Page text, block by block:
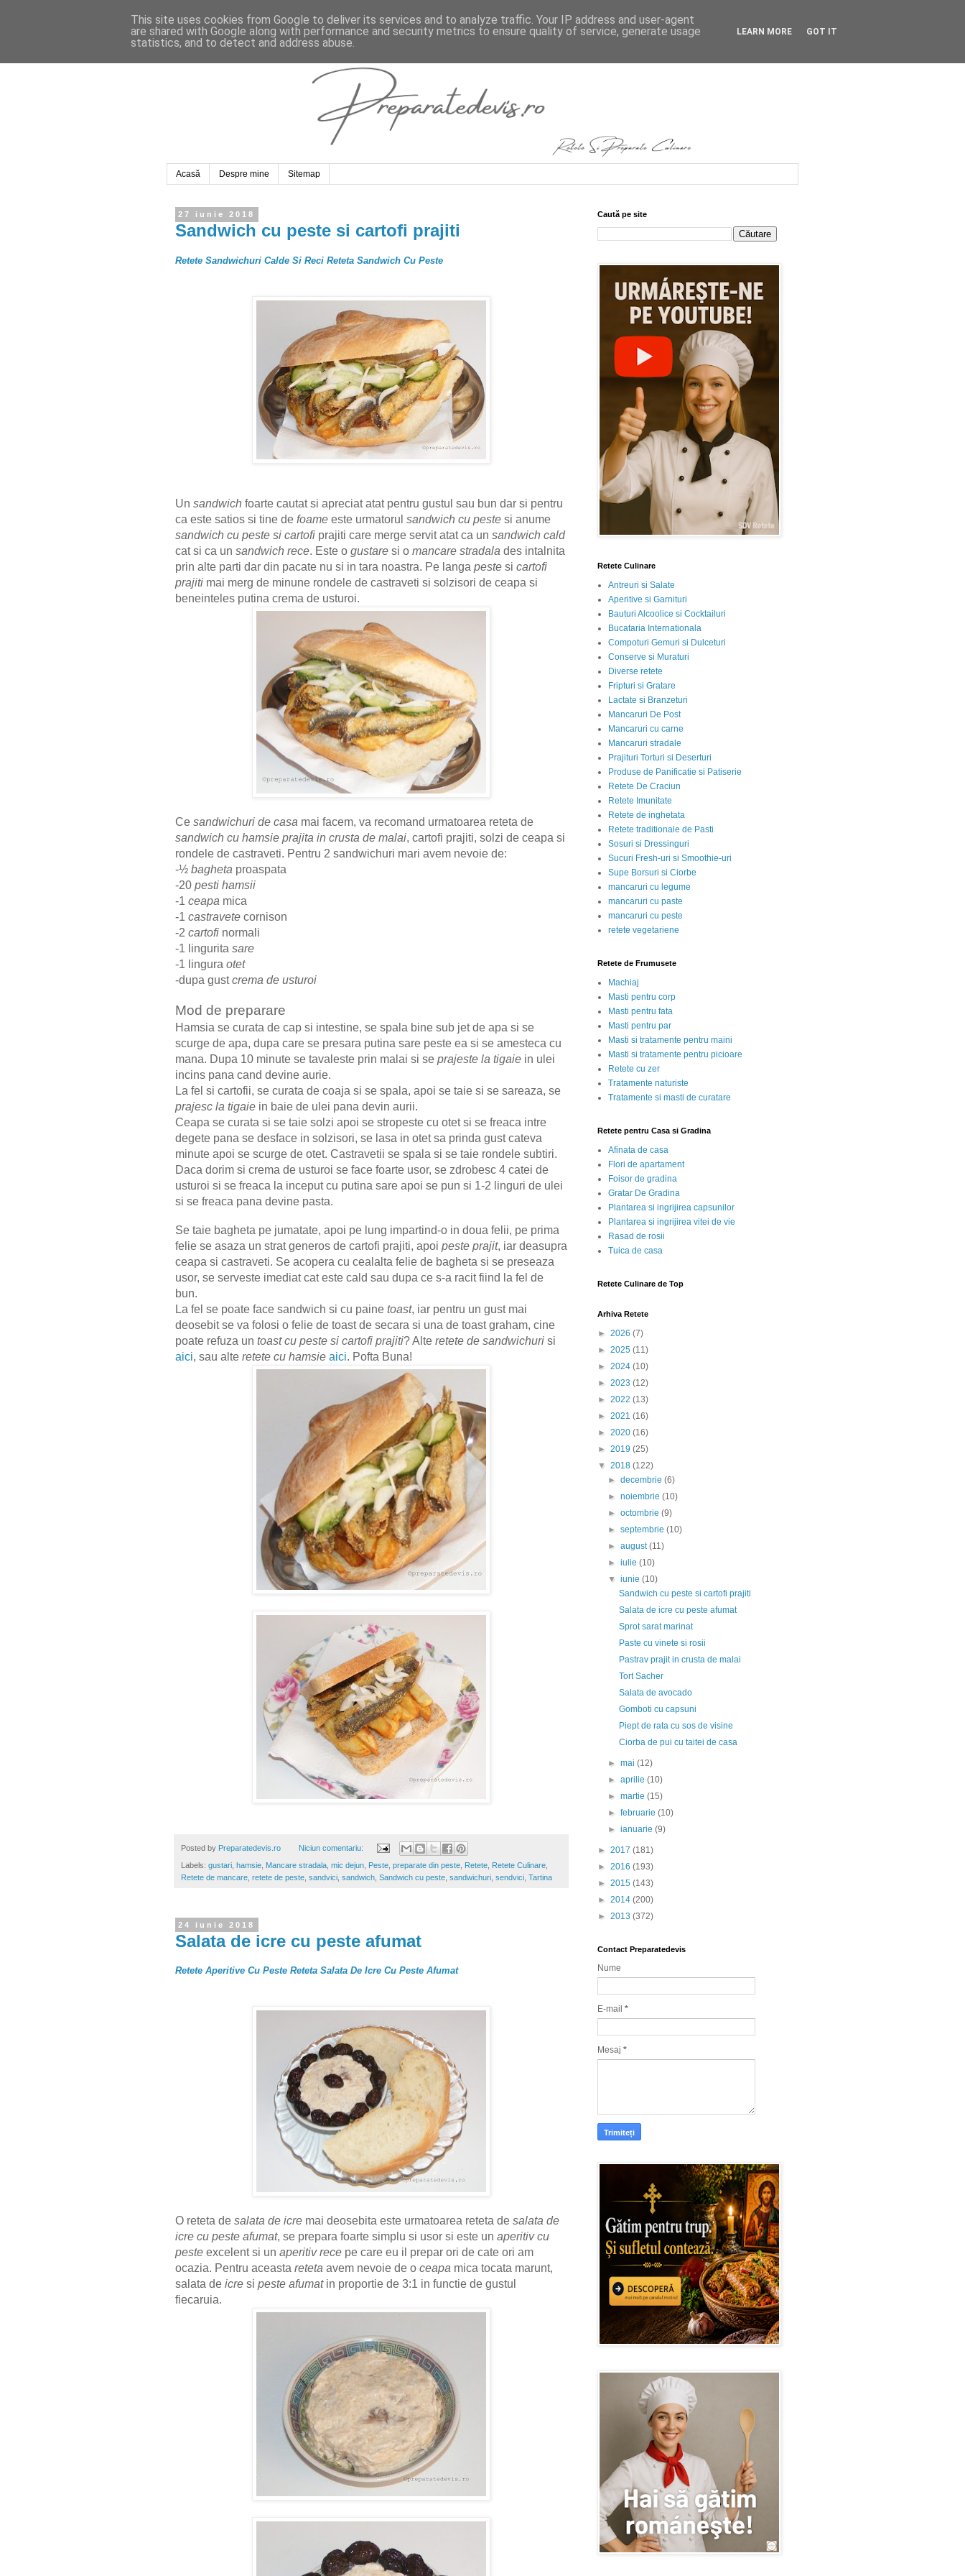
Acasă Despre mine Sitemap
27 iunie 2018
Sandwich cu peste si cartofi prajiti
Retete Sandwichuri Calde Si Reci Reteta Sandwich Cu Peste
Un sandwich foarte cautat si apreciat atat pentru gustul sau bun dar si pentru
ca este satios si tine de foame este urmatorul sandwich cu peste si anume
sandwich cu peste si cartofi prajiti care merge servit atat ca un sandwich cald
cat si ca un sandwich rece. Este o gustare si o mancare stradala des intalnita
prin alte parti dar din pacate nu si in tara noastra. Pe langa peste si cartofi
prajiti mai merg de minune rondele de castraveti si solzisori de ceapa si
beneinteles putina crema de usturoi.
Ce sandwichuri de casa mai facem, va recomand urmatoarea reteta de
sandwich cu hamsie prajita in crusta de malai, cartofi prajiti, solzi de ceapa si
rondele de castraveti. Pentru 2 sandwichuri mari avem nevoie de:
-½ bagheta proaspata
-20 pesti hamsii
-1 ceapa mica
-1 castravete cornison
-2 cartofi normali
-1 lingurita sare
-1 lingura otet
-dupa gustcrema de usturoi
Mod de preparare
Hamsia se curata de cap si intestine, se spala bine sub jet de apa si se
scurge de apa, dupa care se presara putina sare peste ea si se amesteca cu
mana. Dupa 10 minute se tavaleste prin malai si se prajeste la tigaie in ulei
incins pana cand devine aurie.
La fel si cartofii, se curata de coaja si se spala, apoi se taie si se sareaza, se
prajesc la tigaie in baie de ulei pana devin aurii.
Ceapa se curata si se taie solzi apoi se stropeste cu otet si se freaca intre
degete pana se desface in solzisori, se lasa in otet sa prinda gust cateva
minute apoi se scurge de otet. Castravetii se spala si se taie rondele subtiri.
Daca dorim si crema de usturoi se face foarte usor, se zdrobesc 4 catei de
usturoi si se freaca la inceput cu putina sare apoi se pun si 1-2 linguri de ulei
si se freaca pana devine pasta.
Se taie bagheta pe jumatate, apoi pe lung impartind-o in doua felii, pe prima
felie se asaza un strat generos de cartofi prajiti, apoi peste prajit, iar deasupra
ceapa si castraveti. Se acopera cu cealalta felie de bagheta si se preseaza
usor, se serveste imediat cat este cald sau dupa ce s-a racit fiind la fel de
bun.
La fel se poate face sandwich si cu paine toast, iar pentru un gust mai
deosebit se va folosi o felie de toast de secara si una de toast graham, cine
poate refuza un toast cu peste si cartofi prajiti? Alte retete de sandwichuri si
aici, sau alte retete cu hamsie aici. Pofta Buna!
Posted by Preparatedevis.ro Niciun comentariu:
Labels: gustari hamsie Mancare stradala mic dejun Peste preparate din peste Retete Retete Culinare
Retete de mancare retete de peste sandvici sandwich Sandwich cu peste sandwichuri sendvici Tartina
24 iunie 2018
Salata de icre cu peste afumat
Retete Aperitive Cu Peste Reteta Salata De Icre Cu Peste Afumat
O reteta de salata de icre mai deosebita este urmatoarea reteta de salata de
icre cu peste afumat, se prepara foarte simplu si usor si este un aperitiv cu
peste excelent si un aperitiv rece pe care eu il prepar ori de cate ori am
ocazia. Pentru aceasta reteta avem nevoie de o ceapa mica tocata marunt,
salata de icre si peste afumatin proportie de 3:1 in functie de gustul
fiecaruia.
Caută pe site
Retete Culinare
Antreuri si Salate
Aperitive si Garnituri
Bauturi Alcoolice si Cocktailuri
Bucataria Internationala
Compoturi Gemuri si Dulceturi
Conserve si Muraturi
Diverse retete
Fripturi si Gratare
Lactate si Branzeturi
Mancaruri De Post
Mancaruri cu carne
Mancaruri stradale
Prajituri Torturi si Deserturi
Produse de Panificatie si Patiserie
Retete De Craciun
Retete Imunitate
Retete de inghetata
Retete traditionale de Pasti
Sosuri si Dressinguri
Sucuri Fresh-uri si Smoothie-uri
Supe Borsuri si Ciorbe
mancaruri cu legume
mancaruri cu paste
mancaruri cu peste
retete vegetariene
Retete de Frumusete
Machiaj
Masti pentru corp
Masti pentru fata
Masti pentru par
Masti si tratamente pentru maini
Masti si tratamente pentru picioare
Retete cu zer
Tratamente naturiste
Tratamente si masti de curatare
Retete pentru Casa si Gradina
Afinata de casa
Flori de apartament
Foisor de gradina
Gratar De Gradina
Plantarea si ingrijirea capsunilor
Plantarea si ingrijirea vitei de vie
Rasad de rosii
Tuica de casa
Retete Culinare de Top
Arhiva Retete
► 2026 (7)
► 2025 (11)
► 2024 (10)
► 2023 (12)
► 2022 (13)
► 2021 (16)
► 2020 (16)
► 2019 (25)
▼ 2018 (122)
►decembrie(6)
►noiembrie(10)
►octombrie(9)
►septembrie(10)
►august(11)
►iulie(10)
▼iunie(10)
Sandwich cu peste si cartofi prajiti
Salata de icre cu peste afumat
Sprot sarat marinat
Paste cu vinete si rosii
Pastrav prajit in crusta de malai
Tort Sacher
Salata de avocado
Gomboti cu capsuni
Piept de rata cu sos de visine
Ciorba de pui cu taitei de casa
►mai(12)
►aprilie(10)
►martie(15)
►februarie(10)
►ianuarie(9)
► 2017 (181)
► 2016 (193)
► 2015 (143)
► 2014 (200)
► 2013 (372)
Contact Preparatedevis
Nume
E-mail *
Mesaj *
This site uses cookies from Google to deliver its services and to analyze traffic. Your IP address and user-agent
are shared with Google along with performance and security metrics to ensure quality of service, generate usage
statistics, and to detect and address abuse.
LEARN MORE GOT IT